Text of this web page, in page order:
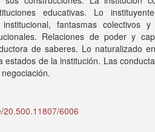
educativas. Lo
fantasmas colectivos y
Relaciones de poder y
de saberes. Lo naturalizado
estados de la institución. Las
6006